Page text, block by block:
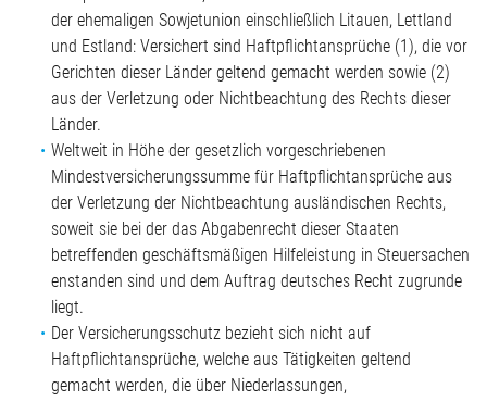
der ehemaligen Sowjetunion einschließlich Litauen, Lettland
und Estland: Versichert sind Haftpflichtansprüche (1), die vor
Gerichten dieser Länder geltend gemacht werden sowie (2)
aus der Verletzung oder Nichtbeachtung des Rechts dieser
Länder.
Weltweit in Höhe der gesetzlich vorgeschriebenen
Mindestversicherungssumme für Haftpflichtansprüche aus
der Verletzung der Nichtbeachtung ausländischen Rechts,
soweit sie bei der das Abgabenrecht dieser Staaten
betreffenden geschäftsmäßigen Hilfeleistung in Steuersachen
enstanden sind und dem Auftrag deutsches Recht zugrunde
liegt.
Der Versicherungsschutz bezieht sich nicht auf
Haftpflichtansprüche, welche aus Tätigkeiten geltend
gemacht werden, die über Niederlassungen,